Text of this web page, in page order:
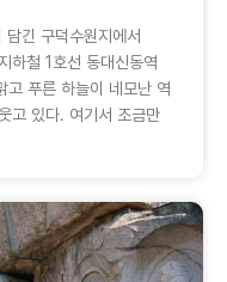
긴 구덕수원지에서
하철 1호선 동대신동역
고 푸른 하늘이 네모난 역
고 있다. 여기서 조금만